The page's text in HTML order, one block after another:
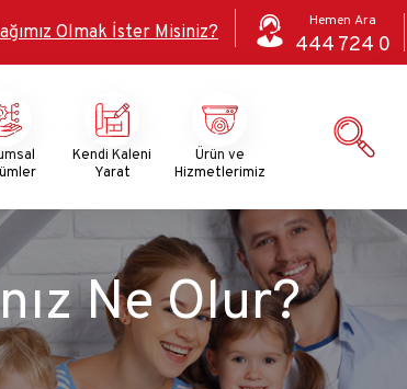
Olmak İster Misiniz?
Hemen Ara
444 724 0
Kendi Kaleni
Yarat
Ürün ve
Hizmetlerimiz
Ne Olur?